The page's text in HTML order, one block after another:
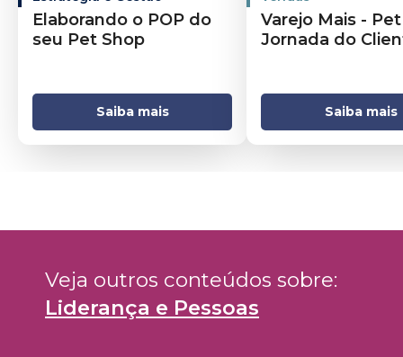
Elaborando o POP do
seu Pet Shop
Saiba mais
Varejo Mais -
Jornada do
Saiba mais
Liderança e Pessoas